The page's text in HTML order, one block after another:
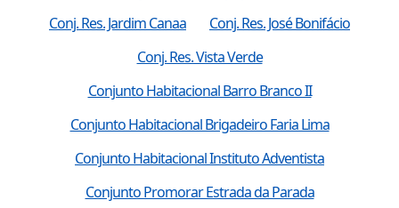
Conj. Res. Jardim Canaa
Conj. Res. José Bonifácio
Conj. Res. Vista Verde
Conjunto Habitacional Barro Branco II
Conjunto Habitacional Brigadeiro Faria Lima
Conjunto Habitacional Instituto Adventista
Conjunto Promorar Estrada da Parada